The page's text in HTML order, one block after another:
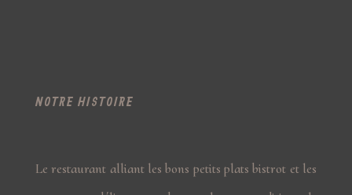
NOTRE HISTOIRE
Le restaurant alliant les bons petits plats bistrot et les